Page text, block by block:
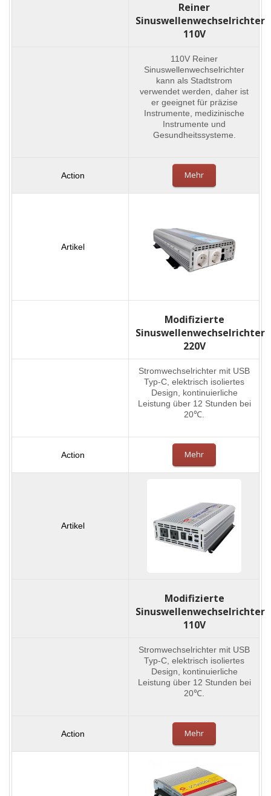
Reiner
Sinuswellenwechselrichter
110V
110V Reiner
Sinuswellenwechselrichter
kann als Stadtstrom
verwendet werden, daher ist
er geeignet für präzise
Instrumente, medizinische
Instrumente und
Gesundheitssysteme.
Mehr
Modifizierte
Sinuswellenwechselrichter
220V
Stromwechselrichter mit USB
Typ-C, elektrisch isoliertes
Design, kontinuierliche
Leistung über 12 Stunden bei
20℃.
Mehr
Modifizierte
Sinuswellenwechselrichter
110V
Stromwechselrichter mit USB
Typ-C, elektrisch isoliertes
Design, kontinuierliche
Leistung über 12 Stunden bei
20℃.
Mehr